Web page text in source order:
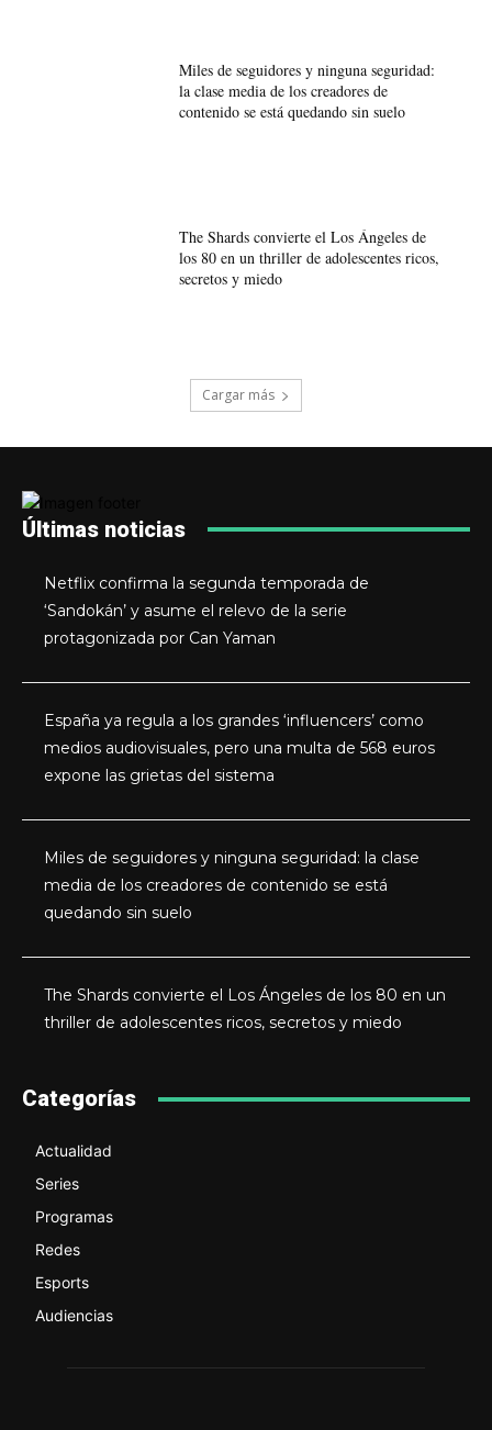
Miles de seguidores y ninguna seguridad:
la clase media de los creadores de
contenido se está quedando sin suelo
The Shards convierte el Los Ángeles de
los 80 en un thriller de adolescentes ricos,
secretos y miedo
Cargar más
Últimas noticias
Netflix confirma la segunda temporada de
‘Sandokán’ y asume el relevo de la serie
protagonizada por Can Yaman
España ya regula a los grandes ‘influencers’ como
medios audiovisuales, pero una multa de 568 euros
expone las grietas del sistema
Miles de seguidores y ninguna seguridad: la clase
media de los creadores de contenido se está
quedando sin suelo
The Shards convierte el Los Ángeles de los 80 en un
thriller de adolescentes ricos, secretos y miedo
Categorías
Actualidad
Series
Programas
Redes
Esports
Audiencias